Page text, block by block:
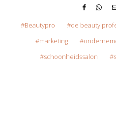
Beautypro de beauty
marketing
schoonheidssalon